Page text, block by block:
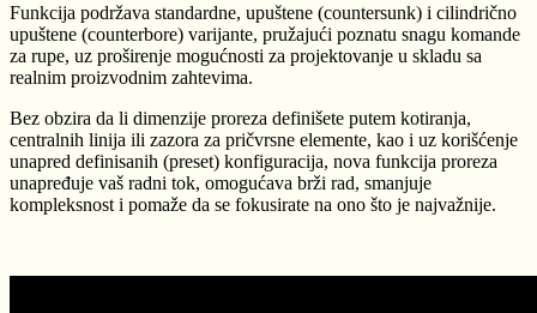
Funkcija podržava standardne, upuštene (countersunk) i cilindrično
upuštene (counterbore) varijante, pružajući poznatu snagu komande
za rupe, uz proširenje mogućnosti za projektovanje u skladu sa
realnim proizvodnim zahtevima.
Bez obzira da li dimenzije proreza definišete putem kotiranja,
centralnih linija ili zazora za pričvrsne elemente, kao i uz korišćenje
unapred definisanih (preset) konfiguracija, nova funkcija proreza
unapređuje vaš radni tok, omogućava brži rad, smanjuje
kompleksnost i pomaže da se fokusirate na ono što je najvažnije.